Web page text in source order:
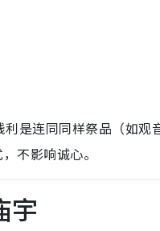
是连同同样祭品（如观
不影响诚心。
宇